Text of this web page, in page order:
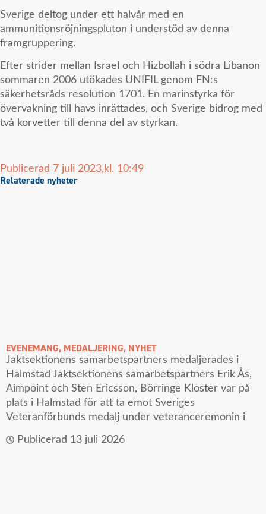
Sverige deltog under ett halvår med en
ammunitionsröjningspluton i understöd av denna
framgruppering.
Efter strider mellan Israel och Hizbollah i södra Libanon
sommaren 2006 utökades UNIFIL genom FN:s
säkerhetsråds resolution 1701. En marinstyrka för
övervakning till havs inrättades, och Sverige bidrog med
två korvetter till denna del av styrkan.
Publicerad 7 juli 2023, kl. 10:49
Relaterade nyheter
EVENEMANG, MEDALJERING, NYHET
Jaktsektionens samarbetspartners medaljerades i
Halmstad Jaktsektionens samarbetspartners Erik Ås,
Aimpoint och Sten Ericsson, Börringe Kloster var på
plats i Halmstad för att ta emot Sveriges
Veteranförbunds medalj under veteranceremonin i
Publicerad 13 juli 2026